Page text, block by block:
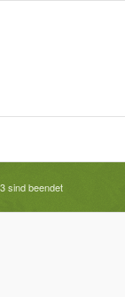
sind beendet